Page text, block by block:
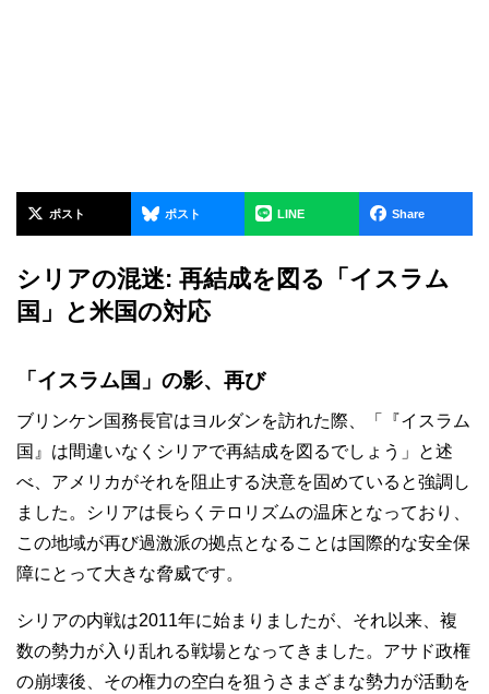
ポスト ポスト LINE Share
シリアの混迷: 再結成を図る「イスラム
国」と米国の対応
「イスラム国」の影、再び
ブリンケン国務長官はヨルダンを訪れた際、「『イスラム
国』は間違いなくシリアで再結成を図るでしょう」と述
べ、アメリカがそれを阻止する決意を固めていると強調し
ました。シリアは長らくテロリズムの温床となっており、
この地域が再び過激派の拠点となることは国際的な安全保
障にとって大きな脅威です。
シリアの内戦は2011年に始まりましたが、それ以来、複
数の勢力が入り乱れる戦場となってきました。アサド政権
の崩壊後、その権力の空白を狙うさまざまな勢力が活動を